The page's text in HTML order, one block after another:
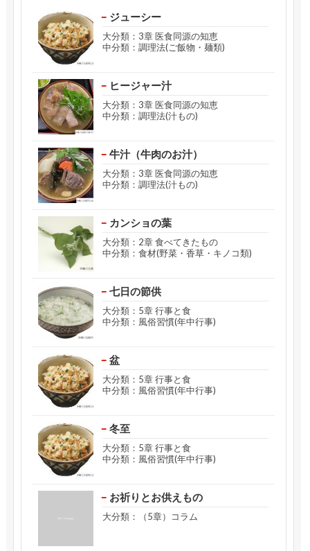
ジューシー
大分類：3章 医食同源の知恵
中分類：調理法(ご飯物・麺類)
ヒージャー汁
大分類：3章 医食同源の知恵
中分類：調理法(汁もの)
牛汁（牛肉のお汁）
大分類：3章 医食同源の知恵
中分類：調理法(汁もの)
カンショの葉
大分類：2章 食べてきたもの
中分類：食材(野菜・香草・キノコ類)
七日の節供
大分類：5章 行事と食
中分類：風俗習慣(年中行事)
盆
大分類：5章 行事と食
中分類：風俗習慣(年中行事)
冬至
大分類：5章 行事と食
中分類：風俗習慣(年中行事)
お祈りとお供えもの
大分類：（5章）コラム